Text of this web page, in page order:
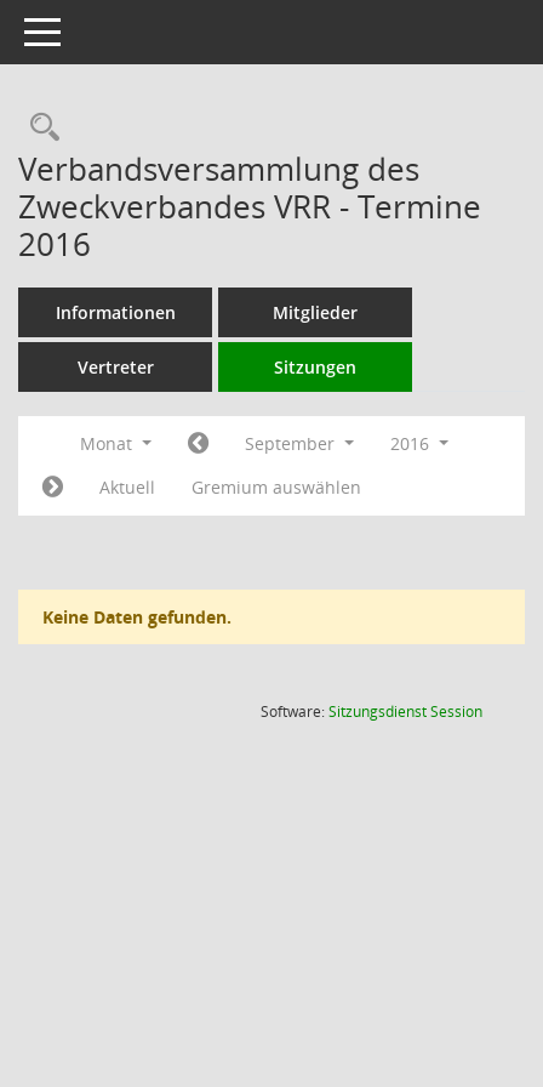
Toggle navigation
Rechercheauswahl
Verbandsversammlung des
Zweckverbandes VRR - Termine
2016
Informationen Mitglieder
Vertreter Sitzungen
Monat September
2016
Aktuell
Gremium auswählen
Keine Daten gefunden.
Software:SitzungsdienstSession(Wird in